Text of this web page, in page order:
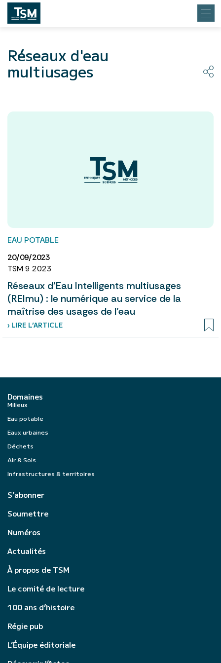
Réseaux d'eau
multiusages
EAU POTABLE
20/09/2023
TSM 9 2023
Réseaux d’Eau Intelligents multiusages
(REImu) : le numérique au service de la
maîtrise des usages de l’eau
› LIRE L’ARTICLE
Domaines
Milieux
Eau potable
Eaux urbaines
Déchets
Air & Sols
Infrastructures & territoires
S’abonner
Soumettre
Numéros
Actualités
À propos de TSM
Le comité de lecture
100 ans d’histoire
Régie pub
L’Équipe éditoriale